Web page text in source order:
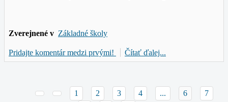
Zverejnené v Základné školy
Pridajte komentár medzi prvými! Čítať ďalej...
1 2 3 4 ... 6 7